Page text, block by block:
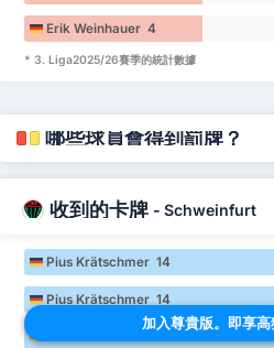
Erik Weinhauer 4
* 3. Liga2025/26賽季的統計數據
哪些球員會得到罰牌？
收到的卡牌 - Schweinfurt
Pius Krätschmer 14
Pius Krätschmer 14
加入尊貴版。即享高